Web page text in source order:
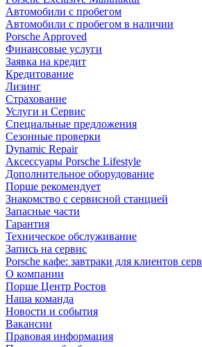
Автомобили с пробегом
Автомобили с пробегом в наличии
Porsche Approved
Финансовые услуги
Заявка на кредит
Кредитование
Лизинг
Страхование
Услуги и Сервис
Специальные предложения
Сезонные проверки
Dynamic Repair
Аксессуары Porsche Lifestyle
Дополнительное оборудование
Порше рекомендует
Знакомство с сервисной станцией
Запасные части
Гарантия
Техническое обслуживание
Запись на сервис
Porsche кафе: завтраки для клиентов
О компании
Порше Центр Ростов
Наша команда
Новости и события
Вакансии
Правовая информация